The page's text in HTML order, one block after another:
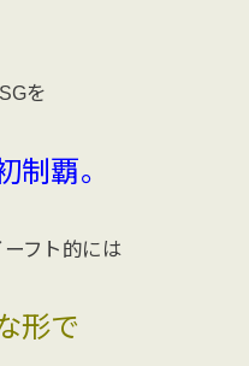
を
制覇。
フト的には
形で